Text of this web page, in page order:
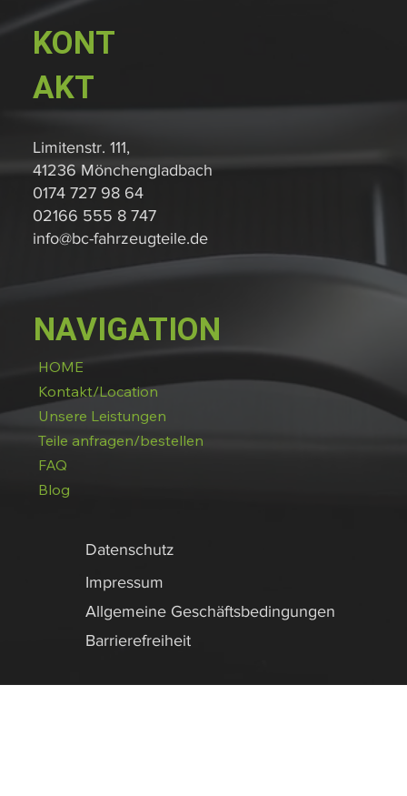
Datenschutz
Impressum
Allgemeine Geschäftsbedingungen
Barrierefreiheit
NAVIGATION
HOME
Kontakt/Location
Unsere Leistungen
Teile anfragen/bestellen
FAQ
Blog
KONT
AKT
Limitenstr. 111,
41236 Mönchengladbach
0174 727 98 64
02166 555 8 747
info@bc-fahrzeugteile.de